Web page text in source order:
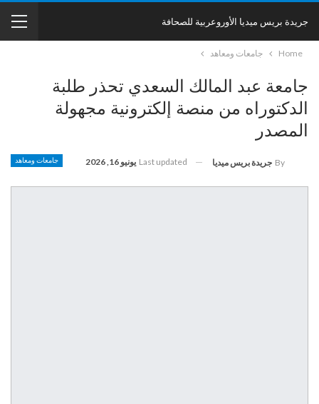
جريدة بريس ميديا الأوروعربية للصحافة
Home جامعات ومعاهد
جامعة عبد المالك السعدي تحذر طلبة
الدكتوراه من منصة إلكترونية مجهولة
المصدر
جامعات ومعاهد By جريدة بريس ميديا Last updated يونيو 16, 2026